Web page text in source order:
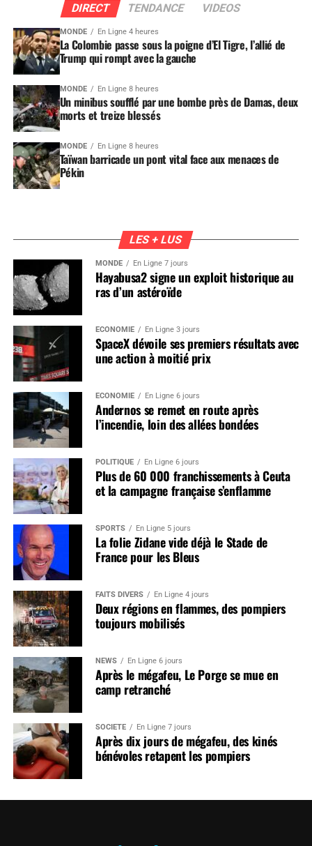
DIRECT TENDANCE VIDEOS
MONDE En Ligne 4 heures
La Colombie passe sous la poigne d’El Tigre, l’allié de
Trump qui rompt avec la gauche
MONDE En Ligne 8 heures
Un minibus soufflé par une bombe près de Damas, deux
morts et treize blessés
MONDE En Ligne 8 heures
Taïwan barricade un pont vital face aux menaces de
Pékin
LES + LUS
MONDE En Ligne 7 jours
Hayabusa2 signe un exploit historique au
ras d’un astéroïde
ÉCONOMIE En Ligne 3 jours
SpaceX dévoile ses premiers résultats avec
une action à moitié prix
ÉCONOMIE En Ligne 6 jours
Andernos se remet en route après
l’incendie, loin des allées bondées
POLITIQUE En Ligne 6 jours
Plus de 60 000 franchissements à Ceuta
et la campagne française s’enflamme
SPORTS En Ligne 5 jours
La folie Zidane vide déjà le Stade de
France pour les Bleus
FAITS DIVERS En Ligne 4 jours
Deux régions en flammes, des pompiers
toujours mobilisés
NEWS En Ligne 6 jours
Après le mégafeu, Le Porge se mue en
camp retranché
SOCIÉTÉ En Ligne 7 jours
Après dix jours de mégafeu, des kinés
bénévoles retapent les pompiers